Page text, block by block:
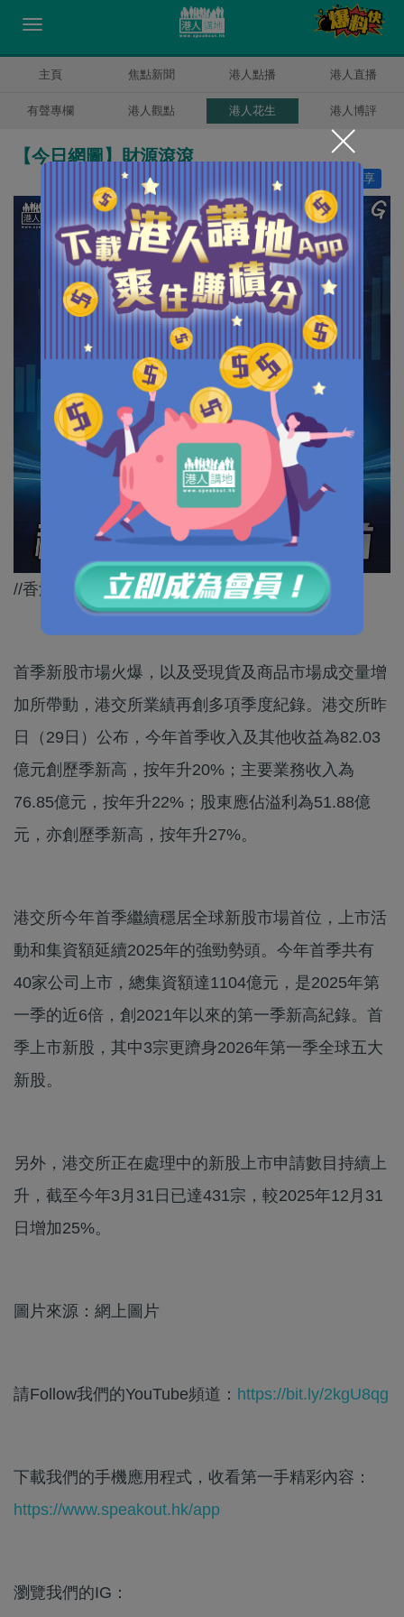
主頁 焦點新聞 港人點播 港人直播
有聲專欄 港人觀點 港人花生 港人博評
【今日網圖】財源滾滾
分享
//香港嘅國際金融中心地位越嚟越穩固！//
首季新股市場火爆，以及受現貨及商品市場成交量增
加所帶動，港交所業績再創多項季度紀錄。港交所昨
日（29日）公布，今年首季收入及其他收益為82.03
億元創歷季新高，按年升20%；主要業務收入為
76.85億元，按年升22%；股東應佔溢利為51.88億
元，亦創歷季新高，按年升27%。
港交所今年首季繼續穩居全球新股市場首位，上市活
動和集資額延續2025年的強勁勢頭。今年首季共有
40家公司上市，總集資額達1104億元，是2025年第
一季的近6倍，創2021年以來的第一季新高紀錄。首
季上市新股，其中3宗更躋身2026年第一季全球五大
新股。
另外，港交所正在處理中的新股上市申請數目持續上
升，截至今年3月31日已達431宗，較2025年12月31
日增加25%。
圖片來源：網上圖片
請Follow我們的YouTube頻道： https://bit.ly/2kgU8qg
下載我們的手機應用程式，收看第一手精彩內容：
https://www.speakout.hk/app
瀏覽我們的IG：